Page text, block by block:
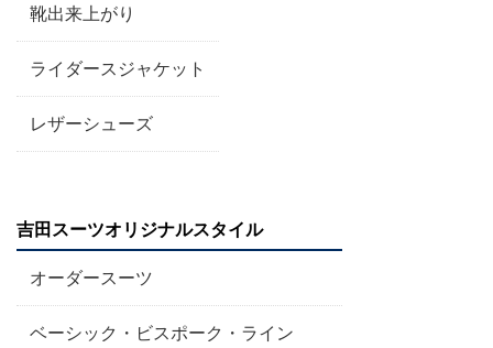
靴出来上がり
ライダースジャケット
レザーシューズ
吉田スーツオリジナルスタイル
オーダースーツ
ベーシック・ビスポーク・ライン